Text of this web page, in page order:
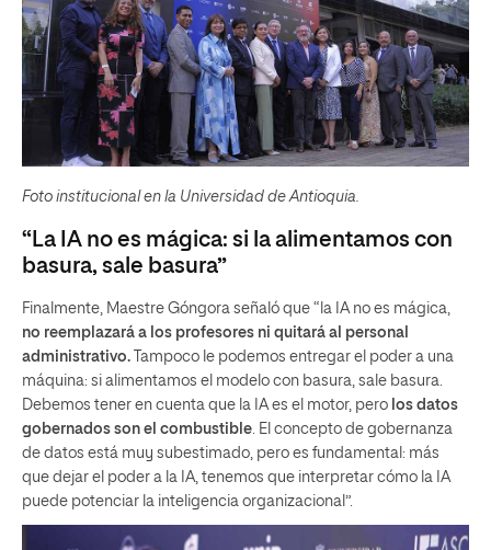
Foto institucional en la Universidad de Antioquia.
“La IA no es mágica: si la alimentamos con
basura, sale basura”
Finalmente, Maestre Góngora señaló que “la IA no es mágica,
no reemplazará a los profesores ni quitará al personal
administrativo.
Tampoco le podemos entregar el poder a una
máquina: si alimentamos el modelo con basura, sale basura.
Debemos tener en cuenta que la IA es el motor, pero los datos
gobernados son el combustible. El concepto de gobernanza
de datos está muy subestimado, pero es fundamental: más
que dejar el poder a la IA, tenemos que interpretar cómo la IA
puede potenciar la inteligencia organizacional”.